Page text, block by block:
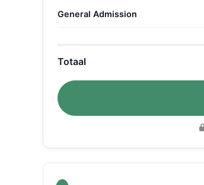
General Admission
Totaal